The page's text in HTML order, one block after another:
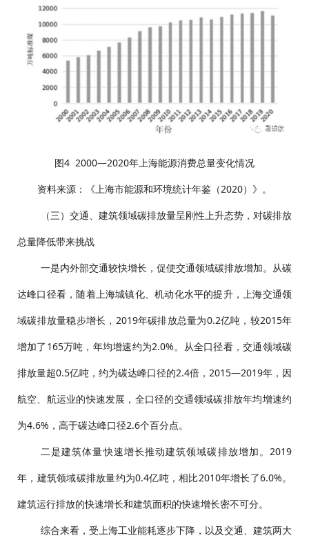
图4 2000—2020年上海能源消费总量变化情况
资料来源：《上海市能源和环境统计年鉴（2020）》。
（三）交通、建筑领域碳排放量呈刚性上升态势，对碳排放
总量降低带来挑战
一是内外部交通较快增长，促使交通领域碳排放增加。从碳
达峰口径看，随着上海城镇化、机动化水平的提升，上海交通领
域碳排放量稳步增长，2019年碳排放总量为0.2亿吨，较2015年
增加了165万吨，年均增速约为2.0%。从全口径看，交通领域碳
排放量超0.5亿吨，约为碳达峰口径的2.4倍，2015—2019年，因
航空、航运业的快速发展，全口径的交通领域碳排放年均增速约
为4.6%，高于碳达峰口径2.6个百分点。
二是建筑体量快速增长推动建筑领域碳排放增加。2019
年，建筑领域碳排放量约为0.4亿吨，相比2010年增长了6.0%。
建筑运行排放的快速增长和建筑面积的快速增长密不可分。
综合来看，受上海工业能耗逐步下降，以及交通、建筑两大